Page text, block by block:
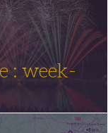
: week-